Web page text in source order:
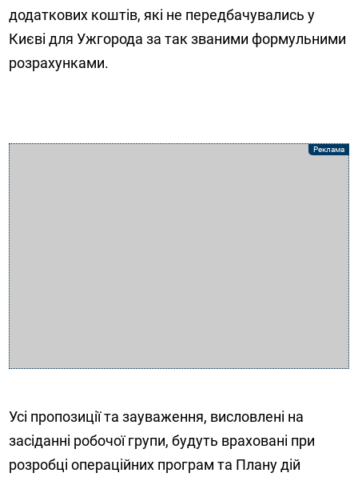
додаткових коштів, які не передбачувались у
Києві для Ужгорода за так званими формульними
розрахунками.
Усі пропозиції та зауваження, висловлені на
засіданні робочої групи, будуть враховані при
розробці операційних програм та Плану дій